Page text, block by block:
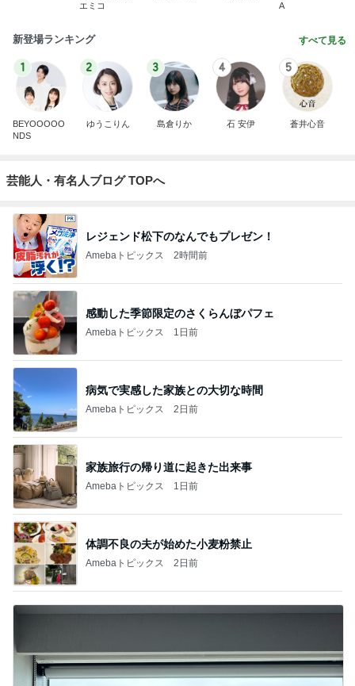
エミコ
A
新登場ランキング すべて見る
1
BEYOOOOO
NDS
2
ゆうこりん
3
島倉りか
4
石 安伊
5
蒼井心音
芸能人・有名人ブログ TOPへ
レジェンド松下のなんでもプレゼン！
Amebaトピックス 2時間前
感動した季節限定のさくらんぼパフェ
Amebaトピックス 1日前
病気で実感した家族との大切な時間
Amebaトピックス 2日前
家族旅行の帰り道に起きた出来事
Amebaトピックス 1日前
体調不良の夫が始めた小麦粉禁止
Amebaトピックス 2日前